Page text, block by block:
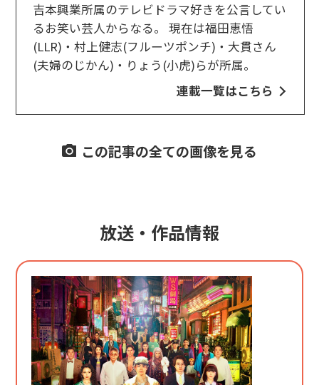
吉本興業所属のテレビドラマ好きを公言してい
るお笑い芸人からなる。 現在は福田恵悟
(LLR)・村上健志(フルーツポンチ)・大貫さん
(夫婦のじかん)・りょう(小虎)らが所属。
連載一覧はこちら
この記事の全ての画像を見る
放送・作品情報